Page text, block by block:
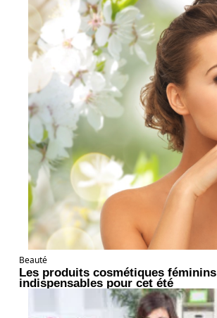
Beauté
Les produits cosmétiques féminins
indispensables pour cet été